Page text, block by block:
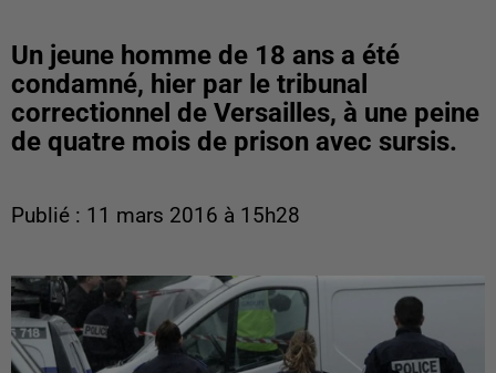
Un jeune homme de 18 ans a été
condamné, hier par le tribunal
correctionnel de Versailles, à une peine
de quatre mois de prison avec sursis.
Publié : 11 mars 2016 à 15h28